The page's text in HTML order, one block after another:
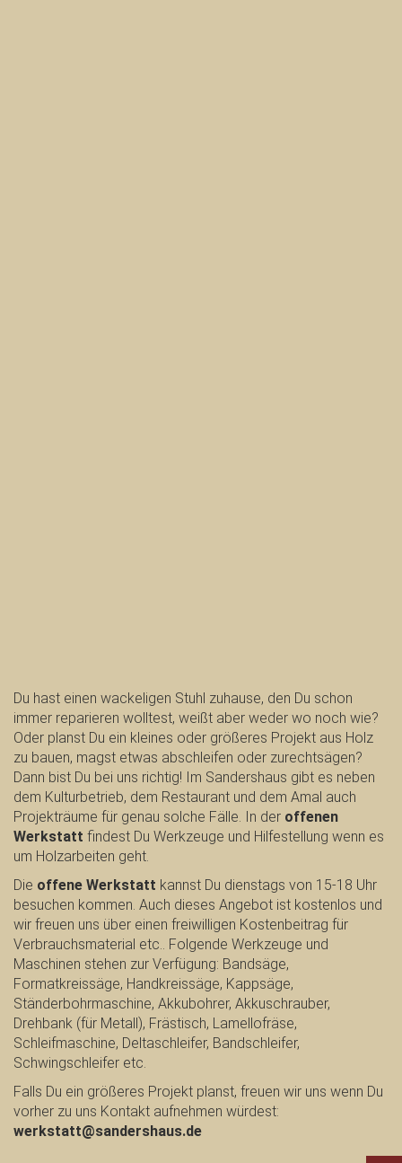
Du hast einen wackeligen Stuhl zuhause, den Du schon
immer reparieren wolltest, weißt aber weder wo noch wie?
Oder planst Du ein kleines oder größeres Projekt aus Holz
zu bauen, magst etwas abschleifen oder zurechtsägen?
Dann bist Du bei uns richtig! Im Sandershaus gibt es neben
dem Kulturbetrieb, dem Restaurant und dem Amal auch
Projekträume für genau solche Fälle. In der offenen
Werkstatt findest Du Werkzeuge und Hilfestellung wenn es
um Holzarbeiten geht.
Die offene Werkstatt kannst Du dienstags von 15-18 Uhr
besuchen kommen. Auch dieses Angebot ist kostenlos und
wir freuen uns über einen freiwilligen Kostenbeitrag für
Verbrauchsmaterial etc.. Folgende Werkzeuge und
Maschinen stehen zur Verfügung: Bandsäge,
Formatkreissäge, Handkreissäge, Kappsäge,
Ständerbohrmaschine, Akkubohrer, Akkuschrauber,
Drehbank (für Metall), Frästisch, Lamellofräse,
Schleifmaschine, Deltaschleifer, Bandschleifer,
Schwingschleifer etc.
Falls Du ein größeres Projekt planst, freuen wir uns wenn Du
vorher zu uns Kontakt aufnehmen würdest:
werkstatt@sandershaus.de